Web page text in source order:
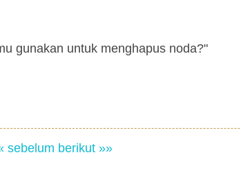
gunakan untuk menghapus noda?"
sebelum berikut »»